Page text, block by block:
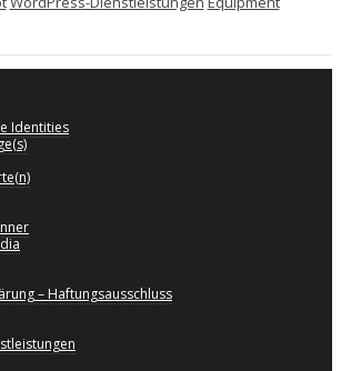
Identities
– Haftungsausschluss